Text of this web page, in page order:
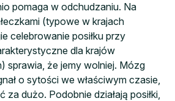
pomaga w odchudzaniu. Na
(typowe w krajach
celebrowanie posiłku przy
dla krajów
sprawia, że jemy wolniej. Mózg
o sytości we właściwym czasie,
za dużo. Podobnie działają posiłki,